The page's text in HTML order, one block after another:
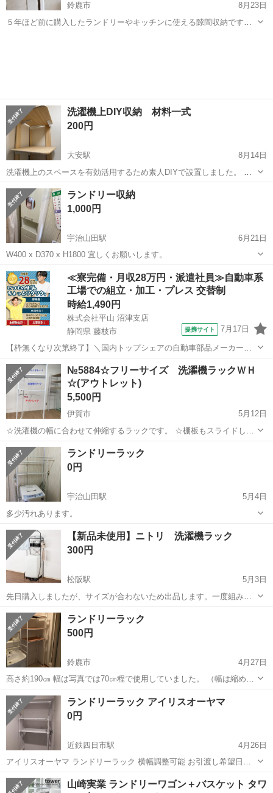
鈴鹿市
8月23日
５年ほど前に購入したランドリーやキッチンに使える隙間収納です。
洗濯機上DIY収納 材料一式
200円
大安駅
8月14日
洗濯機上のスペースを有効活用するため素人DIYで設置しました。 引
越しで不要になるため材料一式をお譲りします。 壁に穴をあけずピン
で止めるタイプの固定方法となっています。 設置の際は3枚の板の高
さだけ合わせてあげれば使えるよ...
三重 いなべ市 大安駅 収納家具
ランドリー収納
1,000円
宇治山田駅
6月21日
W400 x D370 x H1800 宜しくお願いします。
三重 伊勢市 宇治山田駅 収納家具 ランドリー
≪寮完備・月収28万円・派遣社員≫自動車系
工場での組立・加工・プレス 交替制
時給1,490円
株式会社平山 沼津支店
静岡県 藤枝市
提携サイト 7月17日
【枠無くなり次第終了】＼国内トップシェアの自動車部品メーカーで
の勤務！／暮らしやすさ抜群の藤枝市での勤務です！初めてさんも安
心のカンタン作業！交替勤務で効率よく稼げる♪ 【未経験歓迎】軽い
ドアミラーの組立スタッフ｜新設のキ...
静岡 藤枝市 その他
№5884☆フリーサイズ 洗濯機ラックＷＨ
☆(アウトレット)
5,500円
伊賀市
5月12日
☆洗濯機の幅に合わせて伸縮するラックです。 ☆棚板もスライドし、
自由に幅調整。 ☆棚板の高さ調整もできます。 ☆とにかく丈夫です。
【サイズ】 ☆幅 660-1050mm 奥行 455mm☆ ☆高さ 1790...
三重 伊賀市 収納家具 アウトレット
ランドリーラック
0円
宇治山田駅
5月4日
多少汚れあります。
三重 伊勢市 宇治山田駅 収納家具 ランドリー
【新品未使用】ニトリ 洗濯機ラック
300円
松阪駅
5月3日
先日購入しましたが、サイズが合わないため出品します。一度組み立
てたので袋等からは出してありますが、新品未使用です。 【購入時価
格】3,990円 【サイズ】写真でご確認ください。 【傷などの状態】と
くに目立った傷はありません。...
三重 松阪市 松阪駅 収納家具
ランドリーラック
500円
鈴鹿市
4月27日
高さ約190㎝ 幅は写真では70㎝程で使用していました。 （幅は縮めた
り、広げたり調節が出来るようになっています） 上3段収納でこちら
も高さを変える事ができると思います。 使用していたものなのでピカ
ピカではありませんが、まだ...
三重 鈴鹿市 収納家具 ランドリー
ランドリーラック アイリスオーヤマ
0円
近鉄四日市駅
4月26日
アイリスオーヤマ ランドリーラック 横幅調整可能 お引渡し希望日
4/26〜4/28
三重 四日市市 近鉄四日市駅 収納家具
山崎実業 ランドリーワゴン＋バスケット タワ